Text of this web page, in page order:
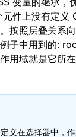
件上没有定义
按照层叠关系
子中用到的:
用域就是它所
义在选择器中，